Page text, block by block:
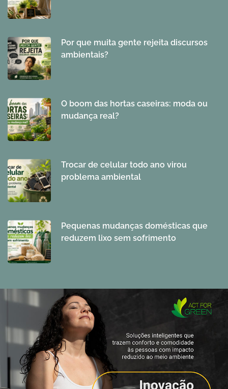
Por que muita gente rejeita discursos
ambientais?
O boom das hortas caseiras: moda ou
mudança real?
Trocar de celular todo ano virou
problema ambiental
Pequenas mudanças domésticas que
reduzem lixo sem sofrimento